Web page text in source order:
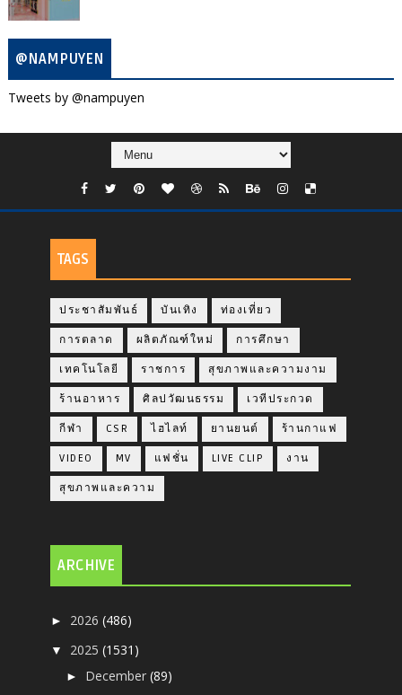
@NAMPUYEN
Tweets by @nampuyen
TAGS
ประชาสัมพันธ์ บันเทิง ท่องเที่ยว
การตลาด ผลิตภัณฑ์ใหม่ การศึกษา
เทคโนโลยี ราชการ สุขภาพและความงาม
ร้านอาหาร ศิลปวัฒนธรรม เวทีประกวด
กีฬา CSR ไฮไลท์ ยานยนต์ ร้านกาแฟ
VIDEO MV แฟชั่น LIVE CLIP งาน
สุขภาพและความ
ARCHIVE
► 2026(486)
▼ 2025(1531)
► December(89)